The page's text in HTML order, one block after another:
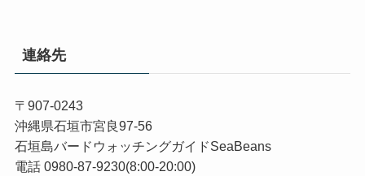
連絡先
〒907-0243
沖縄県石垣市宮良97-56
石垣島バードウォッチングガイドSeaBeans
電話 0980-87-9230(8:00-20:00)